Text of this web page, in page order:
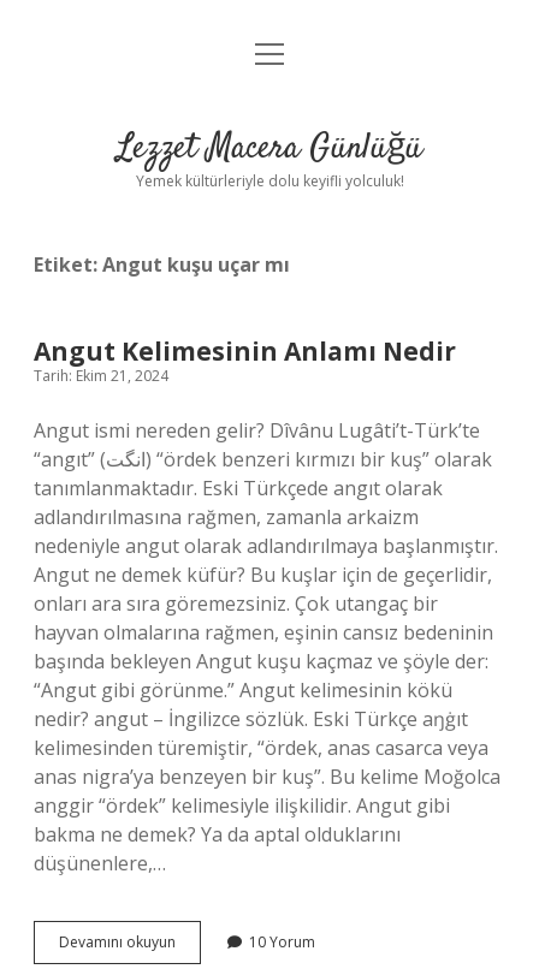
Anasayfa
Yasal Uyarı
menüyü
Lezzet Macera Günlüğü
Yemek kültürleriyle dolu keyifli yolculuk!
Etiket:Angut kuşu uçar mı
Angut Kelimesinin Anlamı Nedir
Tarih: Ekim 21, 2024
Angut ismi nereden gelir? Dîvânu Lugâti’t-Türk’te
“angıt” (انگت) “ördek benzeri kırmızı bir kuş” olarak
tanımlanmaktadır. Eski Türkçede angıt olarak
adlandırılmasına rağmen, zamanla arkaizm
nedeniyle angut olarak adlandırılmaya başlanmıştır.
Angut ne demek küfür? Bu kuşlar için de geçerlidir,
onları ara sıra göremezsiniz. Çok utangaç bir
hayvan olmalarına rağmen, eşinin cansız bedeninin
başında bekleyen Angut kuşu kaçmaz ve şöyle der:
“Angut gibi görünme.” Angut kelimesinin kökü
nedir? angut – İngilizce sözlük. Eski Türkçe aŋġıt
kelimesinden türemiştir, “ördek, anas casarca veya
anas nigra’ya benzeyen bir kuş”. Bu kelime Moğolca
anggir “ördek” kelimesiyle ilişkilidir. Angut gibi
bakma ne demek? Ya da aptal olduklarını
düşünenlere,…
Devamını okuyun
Kelimesinin
10 Yorum